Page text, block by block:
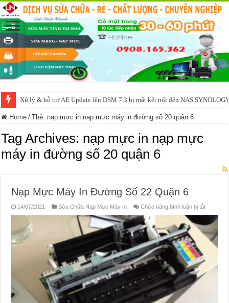
Xử lý & hỗ trợ AE Update lên DSM 7.3 bị mất kết nối đến NAS
Home / Thẻ:nạp mực in nạp mực máy in đường số 20 quận 6
Tag Archives: nạp mực in nạp mực
máy in đường số 20 quận 6
Nạp Mực Máy In Đường Số 22 Quận 6
14/07/2021 Sửa Chữa Nạp Mực Máy In Chức năng bình luận bị tắtở
Mực
Máy
In
Đường
Số
6